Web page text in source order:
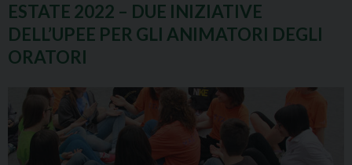
ESTATE 2022 – DUE INIZIATIVE
DELL’UPEE PER GLI ANIMATORI DEGLI
ORATORI